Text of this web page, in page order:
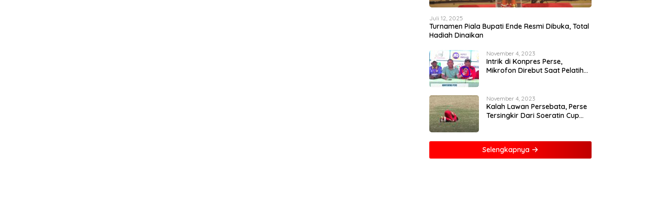
Juli 12, 2025
Turnamen Piala Bupati Ende Resmi Dibuka, Total
Hadiah Dinaikan
November 4, 2023
Intrik di Konpres Perse,
Mikrofon Direbut Saat Pelatih
November 4, 2023
Kalah Lawan Persebata, Perse
Tersingkir Dari Soeratin Cup
Selengkapnya